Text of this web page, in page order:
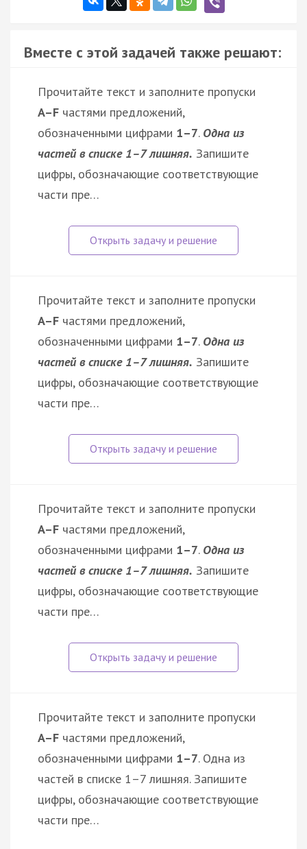
Вместе с этой задачей также решают:
Прочитайте текст и заполните пропуски
A–F частями предложений,
обозначенными цифрами 1–7. Одна из
частей в списке 1–7 лишняя. Запишите
цифры, обозначающие соответствующие
части пре…
Прочитайте текст и заполните пропуски
A–F частями предложений,
обозначенными цифрами 1–7. Одна из
частей в списке 1–7 лишняя. Запишите
цифры, обозначающие соответствующие
части пре…
Прочитайте текст и заполните пропуски
A–F частями предложений,
обозначенными цифрами 1–7. Одна из
частей в списке 1–7 лишняя. Запишите
цифры, обозначающие соответствующие
части пре…
Прочитайте текст и заполните пропуски
A–F частями предложений,
обозначенными цифрами 1–7. Одна из
частей в списке 1–7 лишняя. Запишите
цифры, обозначающие соответствующие
части пре…